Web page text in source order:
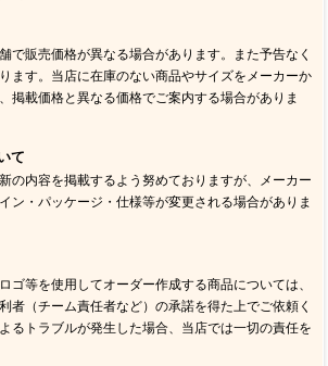
で販売価格が異なる場合があります。また予告なく
ます。当店に在庫のない商品やサイズをメーカーか
掲載価格と異なる価格でご案内する場合がありま
て
の内容を掲載するよう努めておりますが、メーカー
ン・パッケージ・仕様等が変更される場合がありま
ゴ等を使用してオーダー作成する商品については、
者（チーム責任者など）の承諾を得た上でご依頼く
るトラブルが発生した場合、当店では一切の責任を